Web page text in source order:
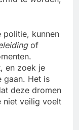
politie, kunnen
of
en zoek je
gaan. Het is
deze dromen
niet veilig voelt